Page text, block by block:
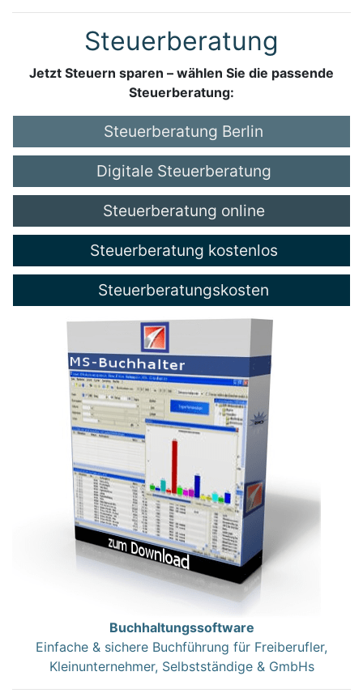
Steuerberatung
Jetzt Steuern sparen – wählen Sie die passende
Steuerberatung:
Steuerberatung Berlin
Digitale Steuerberatung
Steuerberatung online
Steuerberatung kostenlos
Steuerberatungskosten
Buchhaltungssoftware
Einfache & sichere Buchführung für Freiberufler,
Kleinunternehmer, Selbstständige & GmbHs